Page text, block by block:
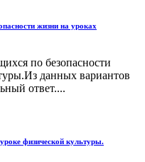
жизни на уроках
по безопасности
данных вариантов
ответ....
физической культуры.